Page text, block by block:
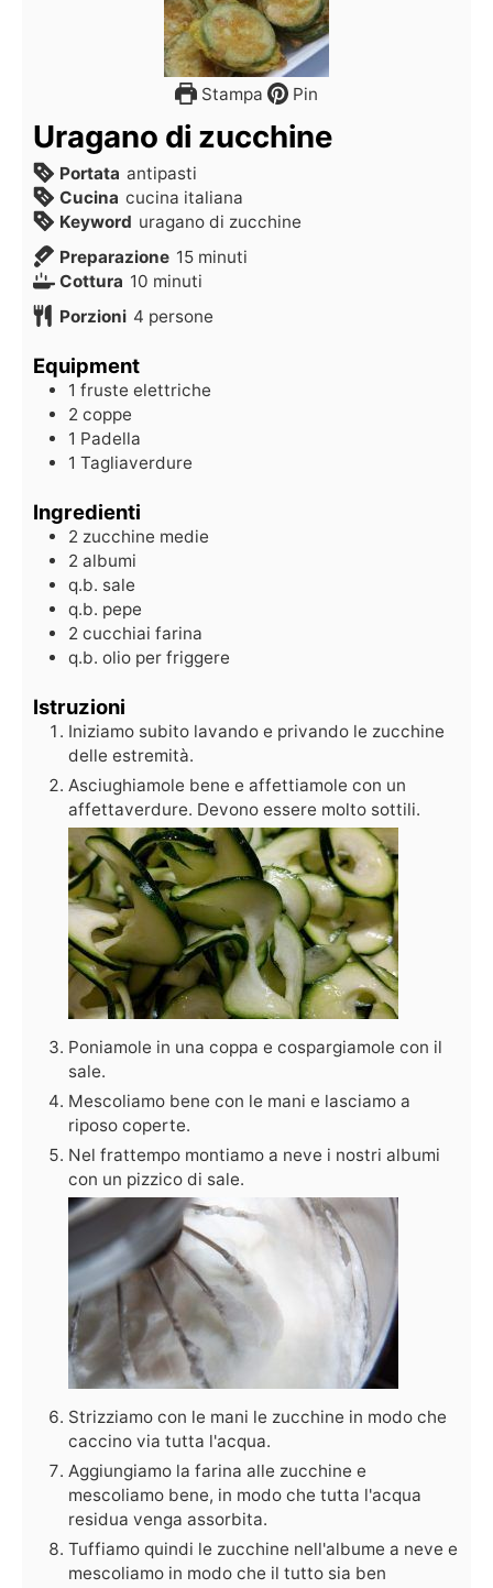
Stampa Pin
Uragano di zucchine
Portata antipasti
Cucina cucina italiana
Keyword uragano di zucchine
Preparazione 15 minuti
Cottura 10 minuti
Porzioni 4 persone
Equipment
1 fruste elettriche
2 coppe
1 Padella
1 Tagliaverdure
Ingredienti
2 zucchine medie
2 albumi
q.b. sale
q.b. pepe
2 cucchiai farina
q.b. olio per friggere
Istruzioni
Iniziamo subito lavando e privando le zucchine
delle estremità.
Asciughiamole bene e affettiamole con un
affettaverdure. Devono essere molto sottili.
Poniamole in una coppa e cospargiamole con il
sale.
Mescoliamo bene con le mani e lasciamo a
riposo coperte.
Nel frattempo montiamo a neve i nostri albumi
con un pizzico di sale.
Strizziamo con le mani le zucchine in modo che
caccino via tutta l'acqua.
Aggiungiamo la farina alle zucchine e
mescoliamo bene, in modo che tutta l'acqua
residua venga assorbita.
Tuffiamo quindi le zucchine nell'albume a neve e
mescoliamo in modo che il tutto sia ben